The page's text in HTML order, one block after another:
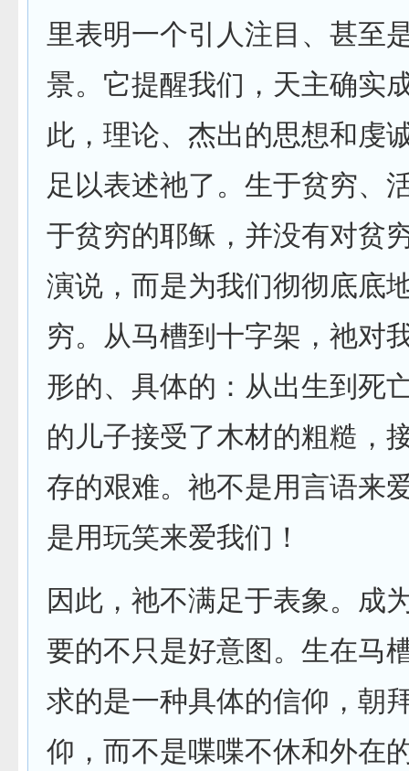
里表明一个引人注目、甚至
景。它提醒我们，天主确实
此，理论、杰出的思想和虔
足以表述祂了。生于贫穷、
于贫穷的耶稣，并没有对贫
演说，而是为我们彻彻底底
穷。从马槽到十字架，祂对
形的、具体的：从出生到死
的儿子接受了木材的粗糙，
存的艰难。祂不是用言语来
是用玩笑来爱我们！
因此，祂不满足于表象。成
要的不只是好意图。生在马
求的是一种具体的信仰，朝
仰，而不是喋喋不休和外在